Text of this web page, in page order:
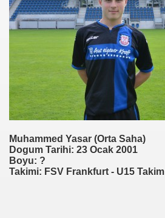
Muhammed Yasar (Orta Saha)
Dogum Tarihi: 23 Ocak 2001
Boyu: ?
Takimi: FSV Frankfurt - U15 Takim